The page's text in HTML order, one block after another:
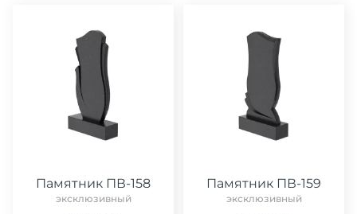
Памятник ПВ-158
эксклюзивный
Памятник ПВ-159
эксклюзивный